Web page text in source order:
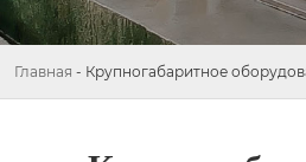
Главная - Крупногабаритное